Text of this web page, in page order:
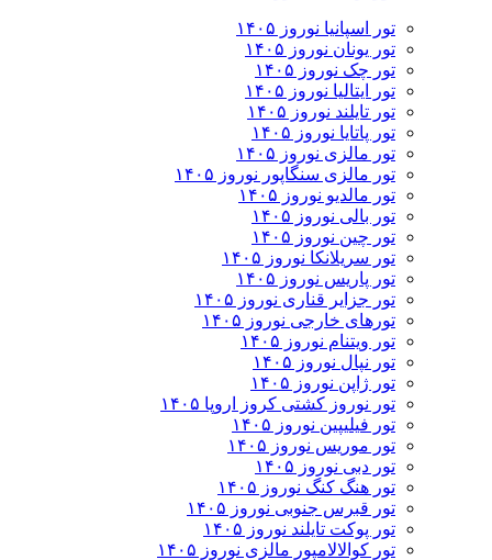
تور اسپانیا نوروز ۱۴۰۵
تور یونان نوروز ۱۴۰۵
تور چک نوروز ۱۴۰۵
تور ایتالیا نوروز ۱۴۰۵
تور تایلند نوروز ۱۴۰۵
تور پاتایا نوروز ۱۴۰۵
تور مالزی نوروز ۱۴۰۵
تور مالزی سنگاپور نوروز ۱۴۰۵
تور مالدیو نوروز ۱۴۰۵
تور بالی نوروز ۱۴۰۵
تور چين نوروز ۱۴۰۵
تور سریلانکا نوروز ۱۴۰۵
تور پاریس نوروز ۱۴۰۵
تور جزایر قناری نوروز ۱۴۰۵
تورهای خارجی نوروز ۱۴۰۵
تور ویتنام نوروز ۱۴۰۵
تور نپال نوروز ۱۴۰۵
تور ژاپن نوروز ۱۴۰۵
تور نوروز کشتی کروز اروپا ۱۴۰۵
تور فیلیپین نوروز ۱۴۰۵
تور موریس نوروز ۱۴۰۵
تور دبی نوروز ۱۴۰۵
تور هنگ کنگ نوروز ۱۴۰۵
تور قبرس جنوبی نوروز ۱۴۰۵
تور پوکت تایلند نوروز ۱۴۰۵
تور کوالالامپور مالزی نوروز ۱۴۰۵